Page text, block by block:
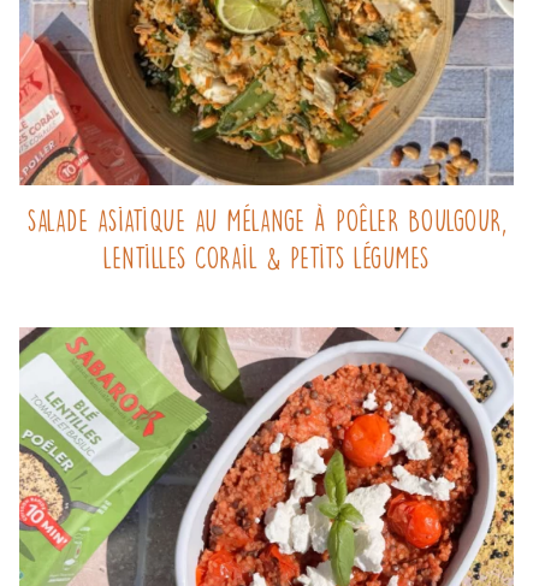
Salade asiatique au mélange à poêler Boulgour,
Lentilles corail & Petits légumes